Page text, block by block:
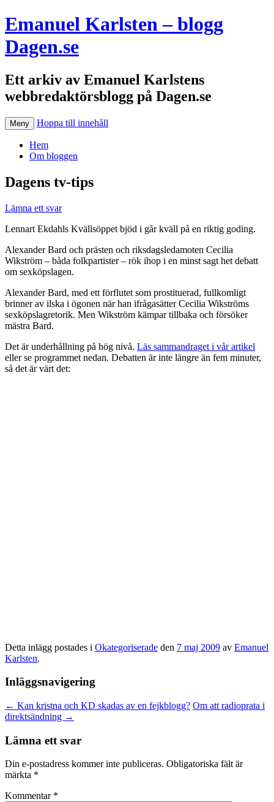
Emanuel Karlsten – blogg
Dagen.se
Ett arkiv av Emanuel Karlstens
webbredaktörsblogg på Dagen.se
Meny Hoppa till innehåll
Hem
Om bloggen
Dagens tv-tips
Lämna ett svar
Lennart Ekdahls Kvällsöppet bjöd i går kväll på en riktig goding.
Alexander Bard och prästen och riksdagsledamoten Cecilia
Wikström – båda folkpartister – rök ihop i en minst sagt het debatt
om sexköpslagen.
Alexander Bard, med ett förflutet som prostituerad, fullkomligt
brinner av ilska i ögonen när han ifrågasätter Cecilia Wikströms
sexköpslagretorik. Men Wikström kämpar tillbaka och försöker
mästra Bard.
Det är underhållning på hög nivå. Läs sammandraget i vår artikel
eller se programmet nedan. Debatten är inte längre än fem minuter,
så det är värt det:
Detta inlägg postades i Okategoriserade den 7 maj 2009 av Emanuel
Karlsten.
Inläggsnavigering
← Kan kristna och KD skadas av en fejkblogg? Om att radioprata i
direktsändning →
Lämna ett svar
Din e-postadress kommer inte publiceras. Obligatoriska fält är
märkta *
Kommentar *